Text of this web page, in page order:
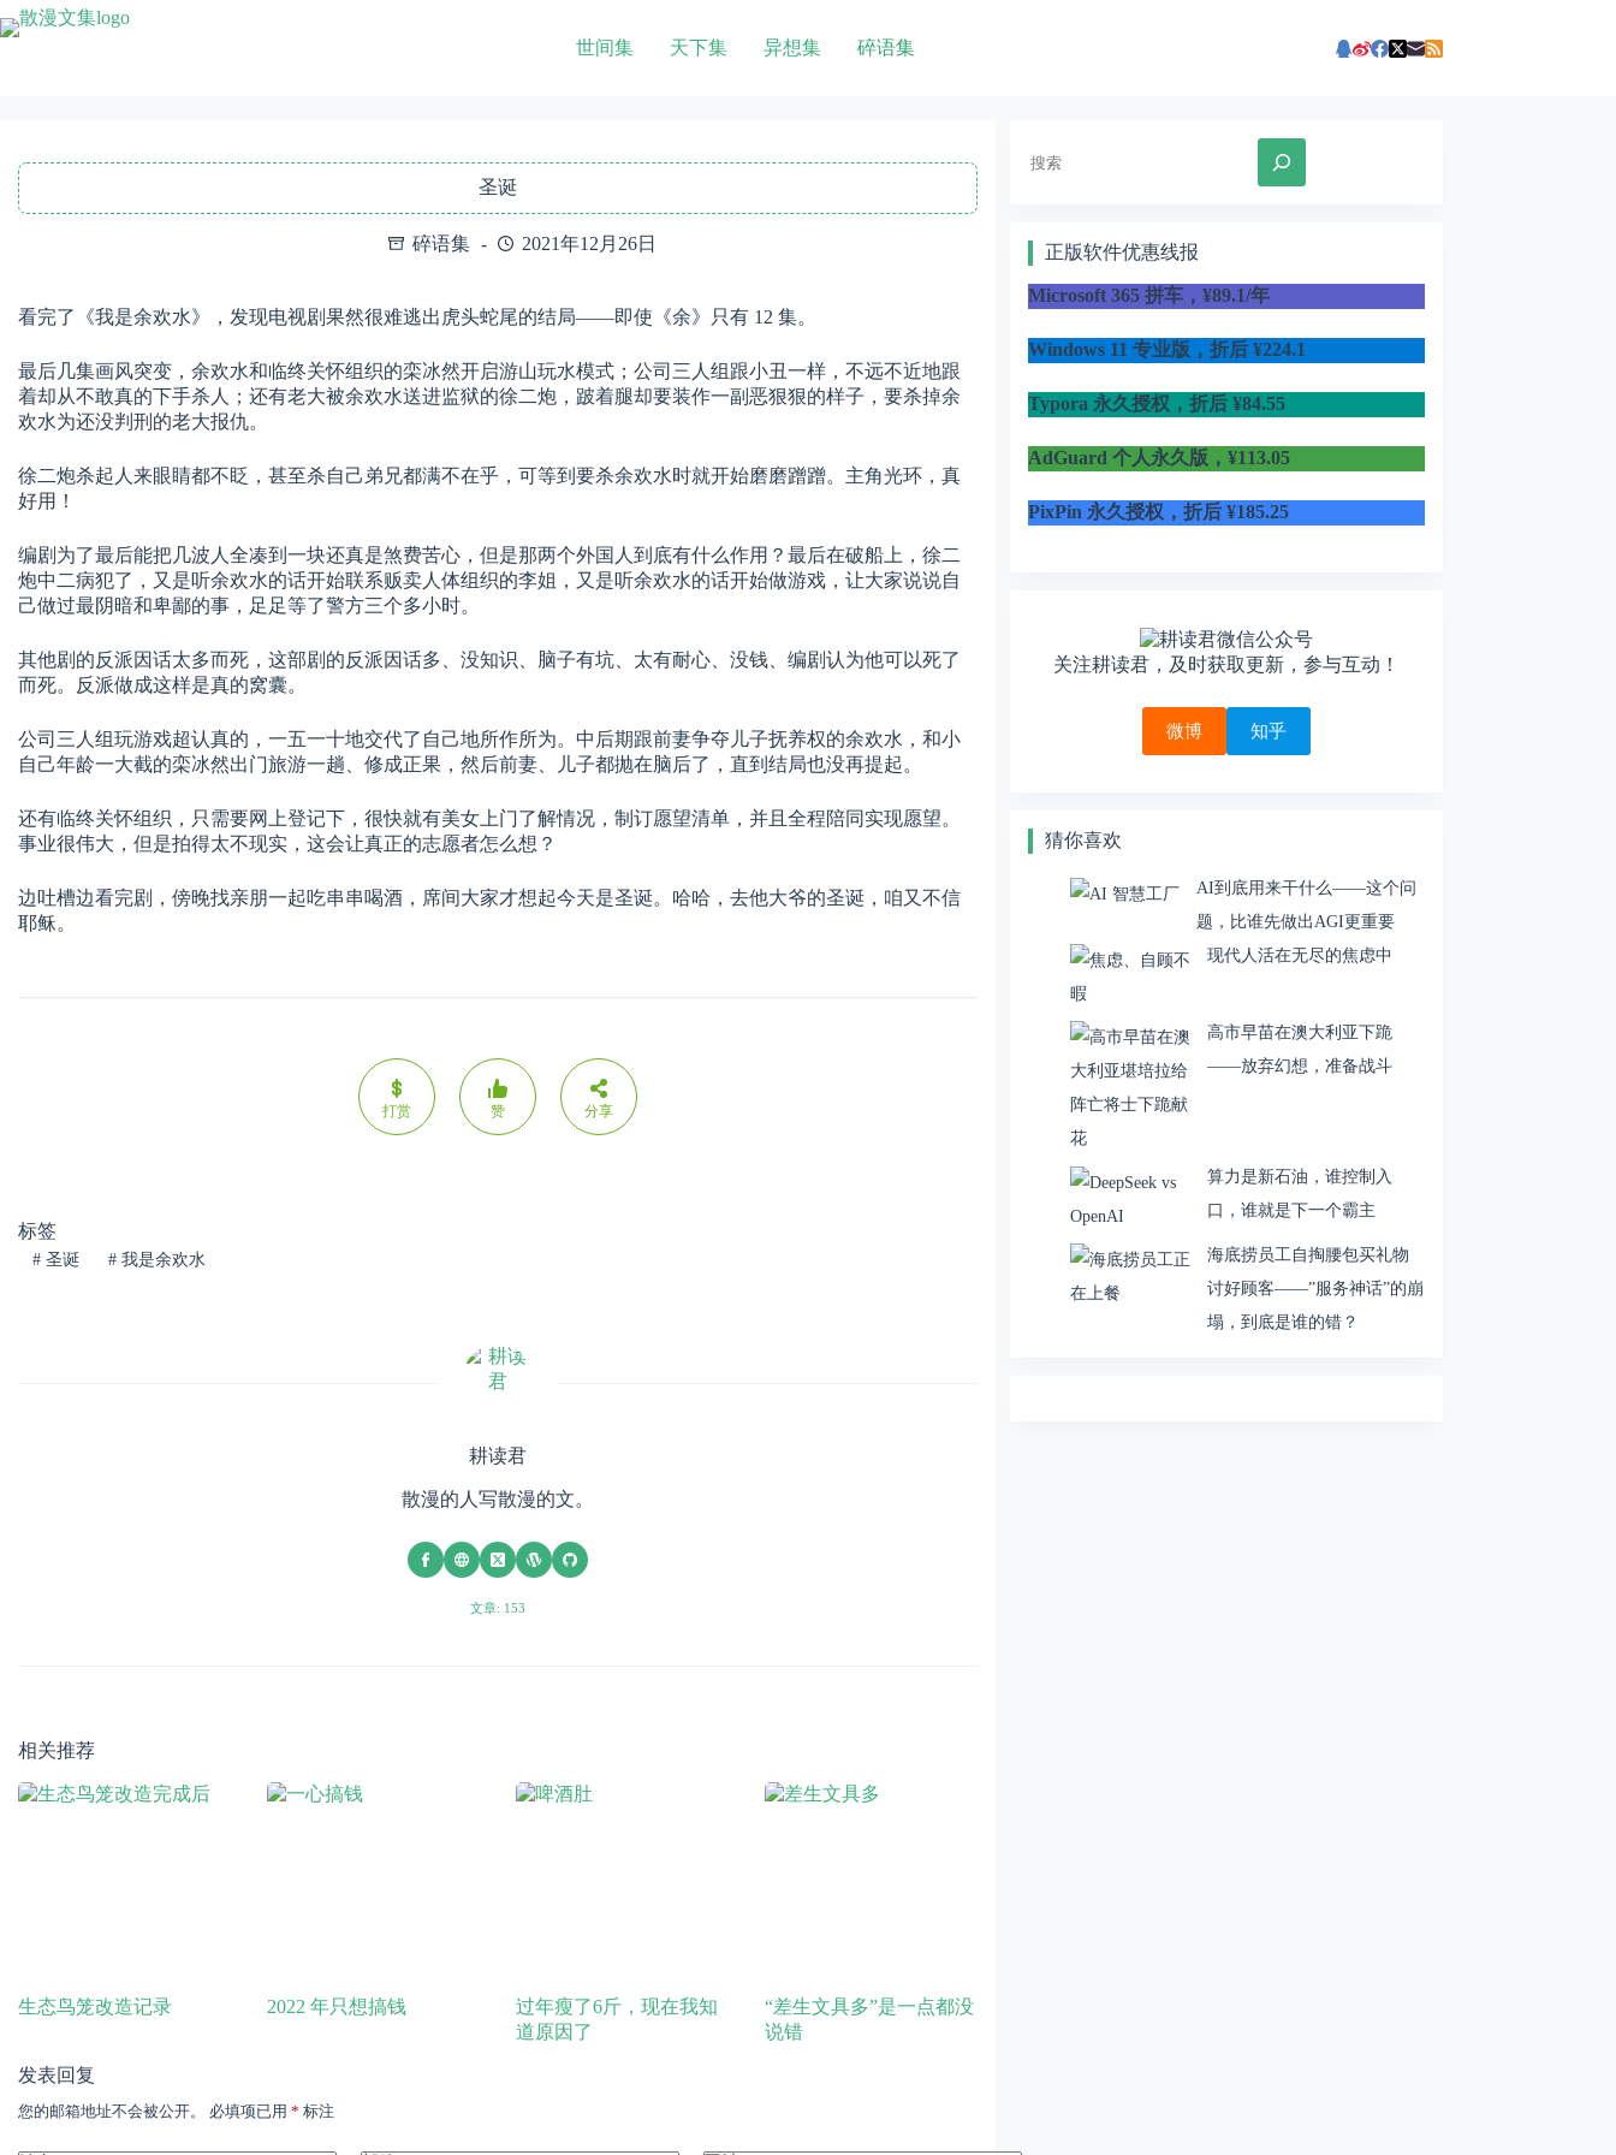
至
世间集 天下集 异想集 碎语集
圣诞
碎语集 2021年12月26日
看完了《我是余欢水》，发现电视剧果然很难逃出虎头蛇尾的结局——即使《余》只有 12 集。
最后几集画风突变，余欢水和临终关怀组织的栾冰然开启游山玩水模式；公司三人组跟小丑一样，不远不近地跟
着却从不敢真的下手杀人；还有老大被余欢水送进监狱的徐二炮，跛着腿却要装作一副恶狠狠的样子，要杀掉余
欢水为还没判刑的老大报仇。
徐二炮杀起人来眼睛都不眨，甚至杀自己弟兄都满不在乎，可等到要杀余欢水时就开始磨磨蹭蹭。主角光环，真
好用！
编剧为了最后能把几波人全凑到一块还真是煞费苦心，但是那两个外国人到底有什么作用？最后在破船上，徐二
炮中二病犯了，又是听余欢水的话开始联系贩卖人体组织的李姐，又是听余欢水的话开始做游戏，让大家说说自
己做过最阴暗和卑鄙的事，足足等了警方三个多小时。
其他剧的反派因话太多而死，这部剧的反派因话多、没知识、脑子有坑、太有耐心、没钱、编剧认为他可以死了
而死。反派做成这样是真的窝囊。
公司三人组玩游戏超认真的，一五一十地交代了自己地所作所为。中后期跟前妻争夺儿子抚养权的余欢水，和小
自己年龄一大截的栾冰然出门旅游一趟、修成正果，然后前妻、儿子都抛在脑后了，直到结局也没再提起。
还有临终关怀组织，只需要网上登记下，很快就有美女上门了解情况，制订愿望清单，并且全程陪同实现愿望。
事业很伟大，但是拍得太不现实，这会让真正的志愿者怎么想？
边吐槽边看完剧，傍晚找亲朋一起吃串串喝酒，席间大家才想起今天是圣诞。哈哈，去他大爷的圣诞，咱又不信
耶稣。
打赏 赞 分享
标签
#圣诞 #我是余欢水
耕读君
散漫的人写散漫的文。
文章: 153
相关推荐
生态鸟笼改造记录 2022 年只想搞钱
过年瘦了6斤，现在我知
道原因了
“差生文具多”是一点都没
说错
发表回复
您的邮箱地址不会被公开。 必填项已用 * 标注
索
正版软件优惠线报
Microsoft 365 拼车，¥89.1/年
Windows 11 专业版，折后 ¥224.1
Typora 永久授权，折后 ¥84.55
AdGuard 个人永久版，¥113.05
PixPin 永久授权，折后 ¥185.25
关注耕读君，及时获取更新，参与互动！
微博 知乎
猜你喜欢
AI到底用来干什么——这个问
题，比谁先做出AGI更重要
现代人活在无尽的焦虑中
高市早苗在澳大利亚下跪
——放弃幻想，准备战斗
算力是新石油，谁控制入
口，谁就是下一个霸主
海底捞员工自掏腰包买礼物
讨好顾客——”服务神话”的崩
塌，到底是谁的错？